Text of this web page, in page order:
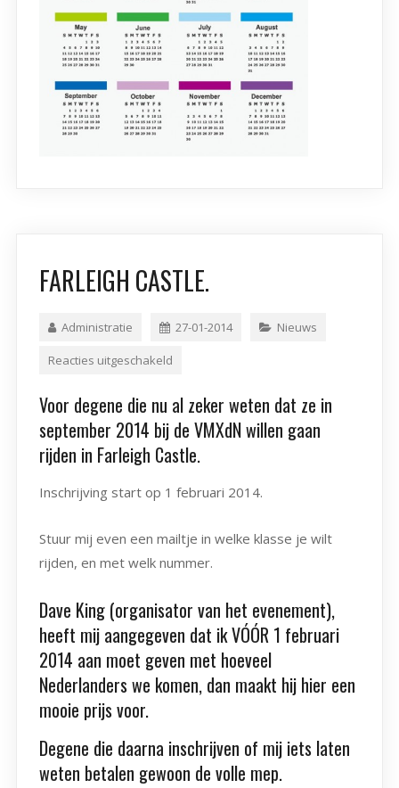
FARLEIGH CASTLE.
Administratie 27-01-2014 Nieuws
Reacties uitgeschakeld
Voor degene die nu al zeker weten dat ze in
september 2014 bij de VMXdN willen gaan
rijden in Farleigh Castle.
Inschrijving start op 1 februari 2014.
Stuur mij even een mailtje in welke klasse je wilt
rijden, en met welk nummer.
Dave King (organisator van het evenement),
heeft mij aangegeven dat ik VÓÓR 1 februari
2014 aan moet geven met hoeveel
Nederlanders we komen, dan maakt hij hier een
mooie prijs voor.
Degene die daarna inschrijven of mij iets laten
weten betalen gewoon de volle mep.